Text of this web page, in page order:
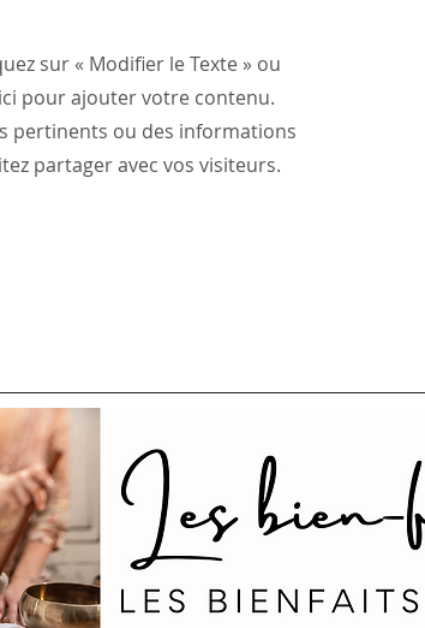
sur « Modifier le Texte » ou
pour ajouter votre contenu.
pertinents ou des informations
partager avec vos visiteurs.